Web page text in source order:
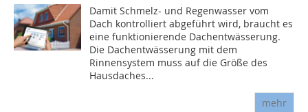
Damit Schmelz- und Regenwasser vom
Dach kontrolliert abgeführt wird, braucht es
eine funktionierende Dachentwässerung.
Die Dachentwässerung mit dem
Rinnensystem muss auf die Größe des
Hausdaches...
mehr